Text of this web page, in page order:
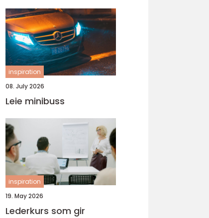
inspiration
08. July 2026
Leie minibuss
inspiration
19. May 2026
Lederkurs som gir